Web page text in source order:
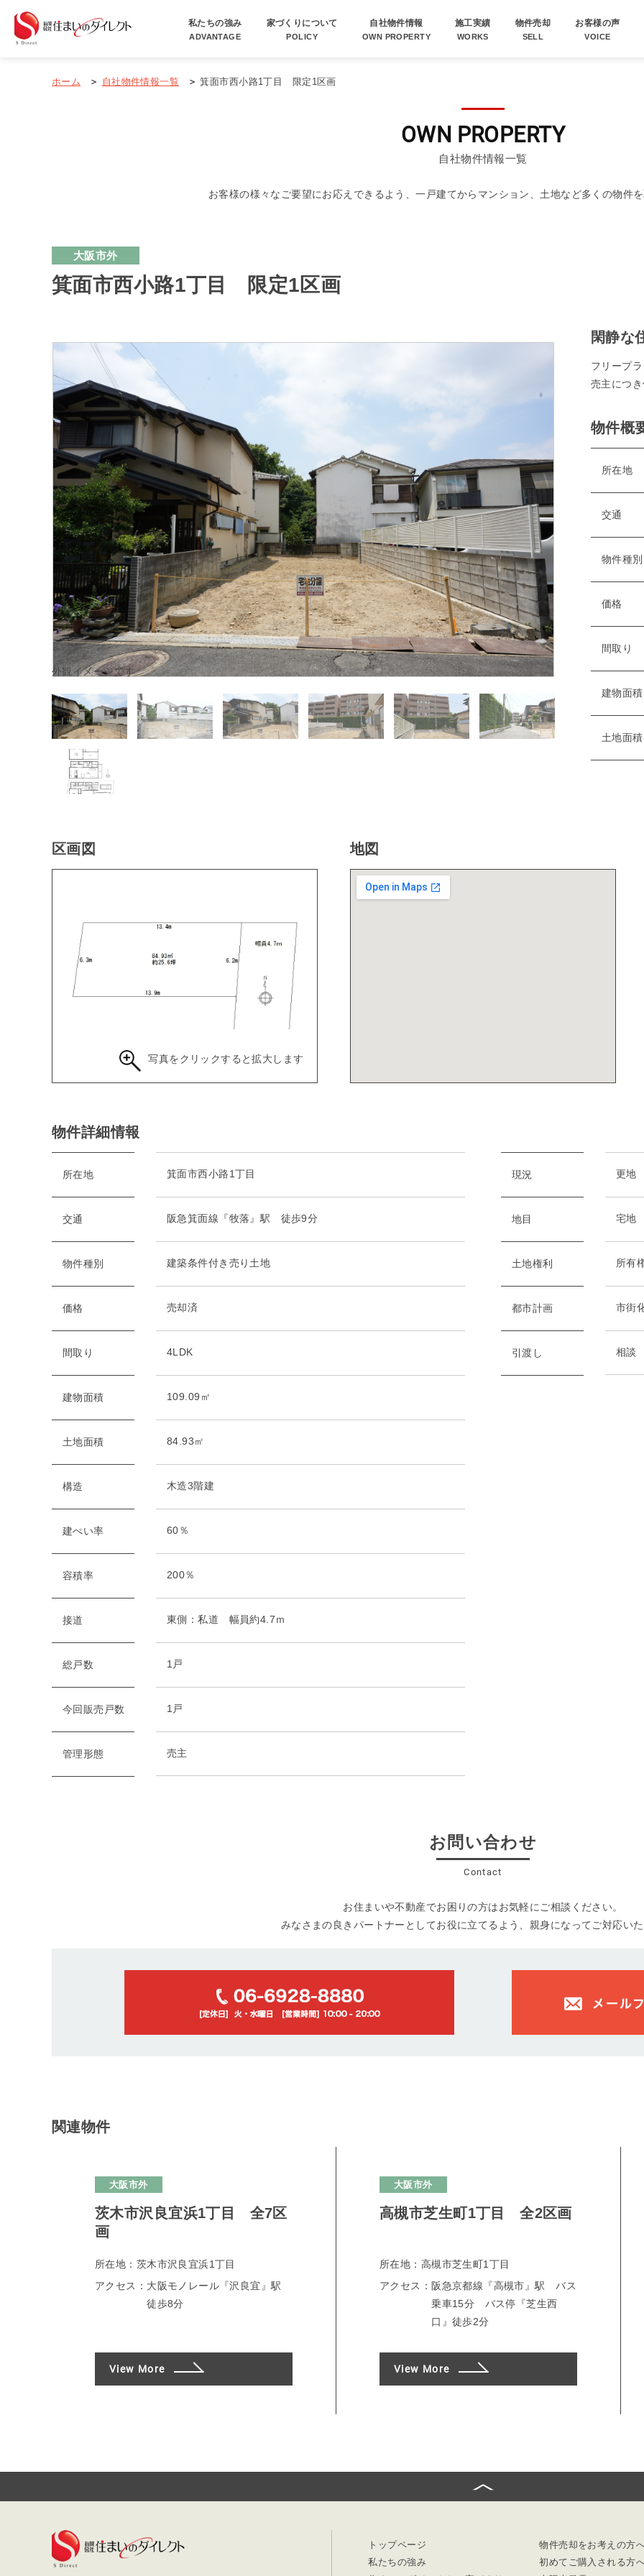
私たちの強み
ADVANTAGE
家づくりについて
POLICY
自社物件情報
OWN PROPERTY
施工実績
WORKS
物件売却
SELL
お客様の声
VOICE
ホーム 自社物件情報一覧 箕面市西小路1丁目 限定1区画
OWN PROPERTY
自社物件情報一覧
お客様の様々なご要望にお応えできるよう、一戸建てからマンション、土地など多くの物件
大阪市外
箕面市西小路1丁目 限定1区画
外観イメージです
閑静な
フリープ
売主につ
物件概
所在地
交通
物件種別
価格
間取り
建物面積
土地面積
区画図
写真をクリックすると拡大します
地図
物件詳細情報
所在地 箕面市西小路1丁目
交通 阪急箕面線『牧落』駅 徒歩9分
物件種別 建築条件付き売り土地
価格 売却済
間取り 4LDK
建物面積 109.09㎡
土地面積 84.93㎡
構造 木造3階建
建ぺい率 60％
容積率 200％
接道 東側：私道 幅員約4.7ｍ
総戸数 1戸
今回販売戸数 1戸
管理形態 売主
現況 更地
地目 宅地
土地権利 所有
都市計画 市街
引渡し 相談
お問い合わせ
Contact
お住まいや不動産でお困りの方はお気軽にご相談ください。
みなさまの良きパートナーとしてお役に立てるよう、親身になってご対応い
関連物件
大阪市外
茨木市沢良宜浜1丁目 全7区
画
所在地： 茨木市沢良宜浜1丁目
アクセス： 大阪モノレール『沢良宜』駅
徒歩8分
View More
大阪市外
高槻市芝生町1丁目 全2区画
所在地： 高槻市芝生町1丁目
アクセス： 阪急京都線『高槻市』駅 バス
乗車15分 バス停『芝生西
口』徒歩2分
View More
トップページ
私たちの強み
物件売却をお考えの方
初めてご購入される方